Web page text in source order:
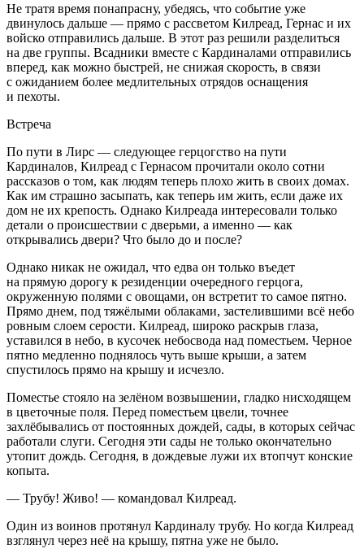
Не тратя время понапрасну, убедясь, что событие уже
двинулось дальше — прямо с рассветом Килреад, Гернас и их
войско отправились дальше. В этот раз решили разделиться
на две группы. Всадники вместе с Кардиналами отправились
вперед, как можно быстрей, не снижая скорость, в связи
с ожиданием более медлительных отрядов оснащения
и пехоты.
Встреча
По пути в Лирс — следующее герцогство на пути
Кардиналов, Килреад с Гернасом прочитали около сотни
рассказов о том, как людям теперь плохо жить в своих домах.
Как им страшно засыпать, как теперь им жить, если даже их
дом не их крепость. Однако Килреада интересовали только
детали о происшествии с дверьми, а именно — как
открывались двери? Что было до и после?
Однако никак не ожидал, что едва он только въедет
на прямую дорогу к резиденции очередного герцога,
окруженную полями с овощами, он встретит то самое пятно.
Прямо днем, под тяжёлыми облаками, застелившими всё небо
ровным слоем серости. Килреад, широко раскрыв глаза,
уставился в небо, в кусочек небосвода над поместьем. Черное
пятно медленно поднялось чуть выше крыши, а затем
спустилось прямо на крышу и исчезло.
Поместье стояло на зелёном возвышении, гладко нисходящем
в цветочные поля. Перед поместьем цвели, точнее
захлёбывались от постоянных дождей, сады, в которых сейчас
работали слуги. Сегодня эти сады не только окончательно
утопит дождь. Сегодня, в дождевые лужи их втопчут конские
копыта.
— Трубу! Живо! — командовал Килреад.
Один из воинов протянул Кардиналу трубу. Но когда Килреад
взглянул через неё на крышу, пятна уже не было.